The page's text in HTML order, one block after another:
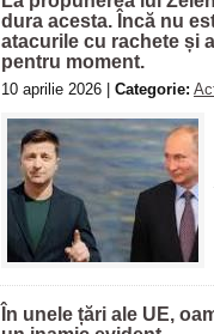
dura acesta. Încă nu
atacurile cu rachete și
pentru moment.
10 aprilie 2026 | Categorie:
În unele țări ale UE,